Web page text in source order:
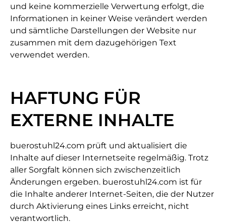
und keine kommerzielle Verwertung erfolgt, die
Informationen in keiner Weise verändert werden
und sämtliche Darstellungen der Website nur
zusammen mit dem dazugehörigen Text
verwendet werden.
HAFTUNG FÜR
EXTERNE INHALTE
buerostuhl24.com prüft und aktualisiert die
Inhalte auf dieser Internetseite regelmäßig. Trotz
aller Sorgfalt können sich zwischenzeitlich
Änderungen ergeben. buerostuhl24.com ist für
die Inhalte anderer Internet-Seiten, die der Nutzer
durch Aktivierung eines Links erreicht, nicht
verantwortlich.